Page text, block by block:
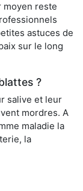
moyen reste
astuces de
sur le long
?
salive et leur
mordres. A
maladie la
la